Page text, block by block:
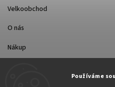
Používáme
Velkoobchod
O nás
Nákup